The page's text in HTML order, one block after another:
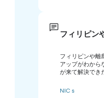
フィリピン
フィリピンや離
アップがわから
が来て解決でき
NIC s